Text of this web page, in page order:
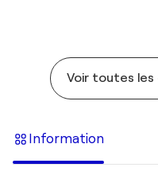
Voir toutes
Information